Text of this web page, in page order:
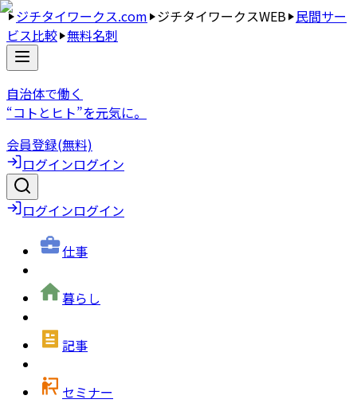
ジチタイワークス.com ジチタイワークスWEB 民間サー
ビス比較 無料名刺
自治体で働く
“コトとヒト”を元気に。
会員登録(無料)
ログインログイン
ログインログイン
仕事
暮らし
記事
セミナー